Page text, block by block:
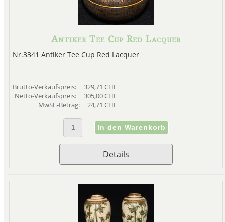
Antiker Tee Cup Red Lacquer
Nr.3341 Antiker Tee Cup Red Lacquer
Brutto-Verkaufspreis:
329,71 CHF
Netto-Verkaufspreis:
305,00 CHF
MwSt.-Betrag:
24,71 CHF
Details